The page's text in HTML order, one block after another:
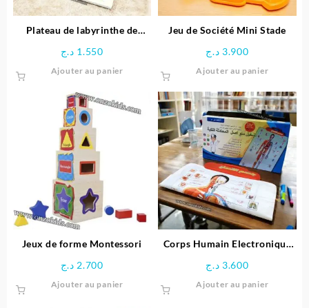
la
page
Plateau de labyrinthe de
Space Boy
1.550 د.ج
Ajouter au panier
Jeu de Société Mini Stade
3.900 د.ج
Ajouter au panier
Jeux de forme Montessori
2.700 د.ج
Ajouter au panier
Corps Humain Electronique
3.600 د.ج
Ajouter au panier